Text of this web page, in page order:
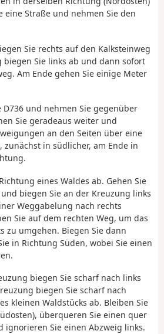
eine Straße und nehmen Sie den
Sie rechts auf den Kalksteinweg
biegen Sie links ab und dann sofort
Am Ende gehen Sie einige Meter
D736 und nehmen Sie gegenüber
Sie geradeaus weiter und
an den Seiten über eine
zunächst in südlicher, am Ende in
eines Waldes ab. Gehen Sie
biegen Sie an der Kreuzung links
Weggabelung nach rechts
Sie auf dem rechten Weg, um das
zu umgehen. Biegen Sie dann
in Richtung Süden, wobei Sie einen
biegen Sie scharf nach links
biegen Sie scharf nach
kleinen Waldstücks ab. Bleiben Sie
überqueren Sie einen quer
ignorieren Sie einen Abzweig links.